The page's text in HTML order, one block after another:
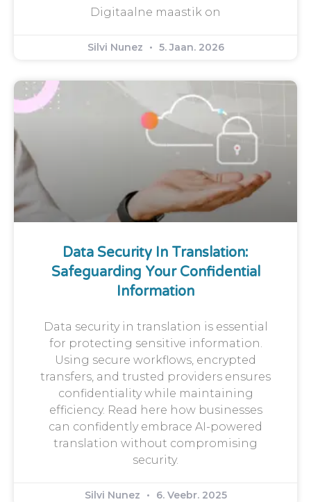
Digitaalne maastik on
Silvi Nunez 5. Jaan. 2026
Data Security In Translation:
Safeguarding Your Confidential
Information
Data security in translation is essential
for protecting sensitive information.
Using secure workflows, encrypted
transfers, and trusted providers ensures
confidentiality while maintaining
efficiency. Read here how businesses
can confidently embrace AI-powered
translation without compromising
security.
Silvi Nunez 6. Veebr. 2025